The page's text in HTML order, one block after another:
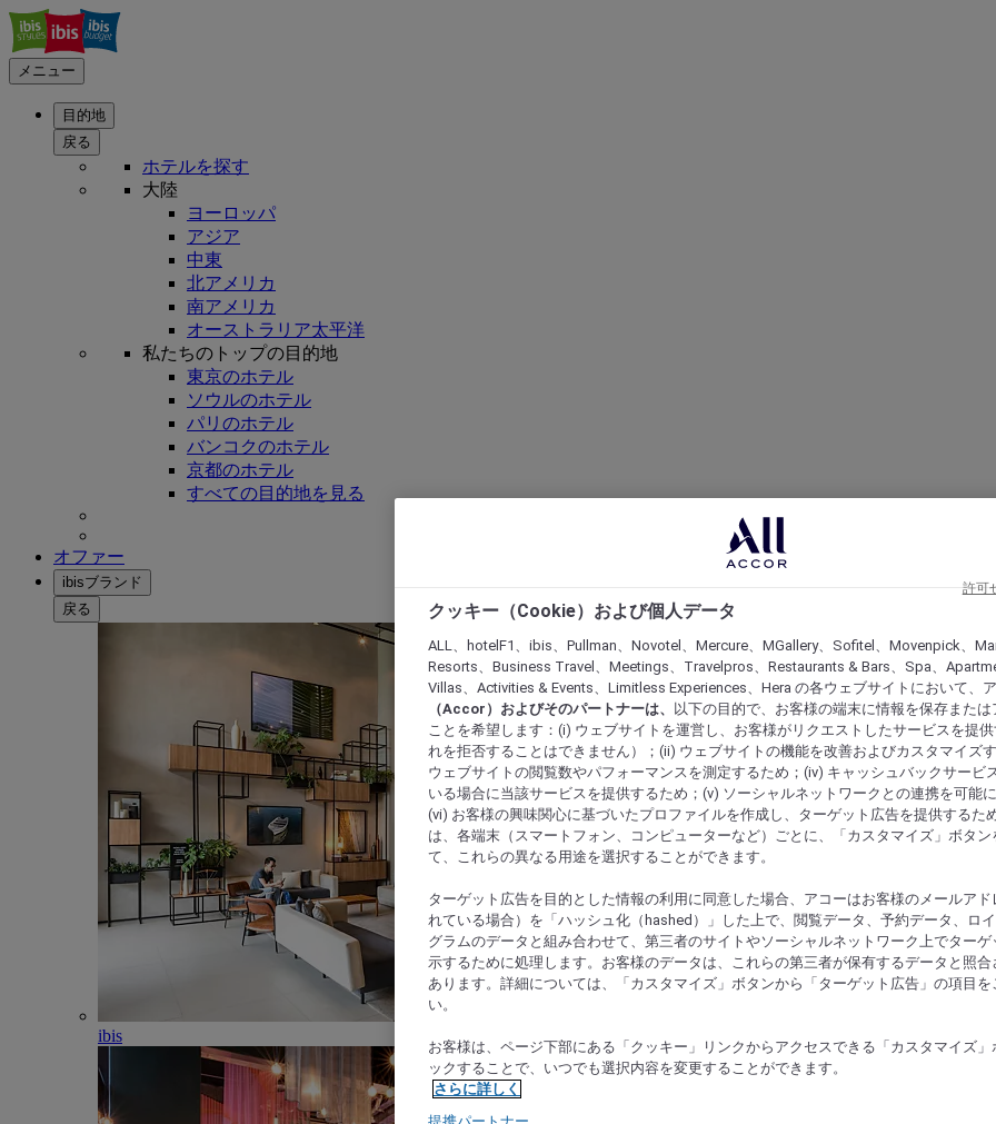
メニュー
目的地
戻る
ホテルを探す
大陸
ヨーロッパ
アジア
中東
北アメリカ
南アメリカ
オーストラリア太平洋
私たちのトップの目的地
東京のホテル
ソウルのホテル
パリのホテル
バンコクのホテル
京都のホテル
すべての目的地を見る
オファー
ibisブランド
戻る
ibis
クッキー（Cookie）および個人データ
ALL、hotelF1、ibis、Pullman、Novotel、Mercure、MGallery、Sofitel、Movenpick、
Resorts、Business Travel、Meetings、Travelpros、Restaurants & Bars、Spa、
Villas、Activities & Events、Limitless Experiences、Hera の各ウェブサイトにおいて、
（Accor）およびそのパートナーは、
以下の目的で、お客様の端末に情報を保存または
ことを希望します：(i) ウェブサイトを運営し、お客様がリクエストしたサービスを提供
れを拒否することはできません）；(ii) ウェブサイトの機能を改善およびカスタマイズ
ウェブサイトの閲覧数やパフォーマンスを測定するため；(iv) キャッシュバックサービ
いる場合に当該サービスを提供するため；(v) ソーシャルネットワークとの連携を可能
(vi) お客様の興味関心に基づいたプロファイルを作成し、ターゲット広告を提供するた
は、各端末（スマートフォン、コンピューターなど）ごとに、「カスタマイズ」ボタン
て、これらの異なる用途を選択することができます。
ターゲット広告を目的とした情報の利用に同意した場合、アコーはお客様のメールアド
れている場合）を「ハッシュ化（hashed）」した上で、閲覧データ、予約データ、ロ
グラムのデータと組み合わせて、第三者のサイトやソーシャルネットワーク上でター
示するために処理します。お客様のデータは、これらの第三者が保有するデータと照合
あります。詳細については、「カスタマイズ」ボタンから「ターゲット広告」の項目を
い。
お客様は、ページ下部にある「クッキー」リンクからアクセスできる「カスタマイズ」
ックすることで、いつでも選択内容を変更することができます。
さらに詳しく
許可